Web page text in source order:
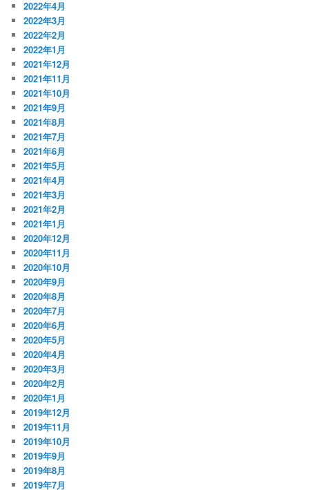
2022年4月
2022年3月
2022年2月
2022年1月
2021年12月
2021年11月
2021年10月
2021年9月
2021年8月
2021年7月
2021年6月
2021年5月
2021年4月
2021年3月
2021年2月
2021年1月
2020年12月
2020年11月
2020年10月
2020年9月
2020年8月
2020年7月
2020年6月
2020年5月
2020年4月
2020年3月
2020年2月
2020年1月
2019年12月
2019年11月
2019年10月
2019年9月
2019年8月
2019年7月